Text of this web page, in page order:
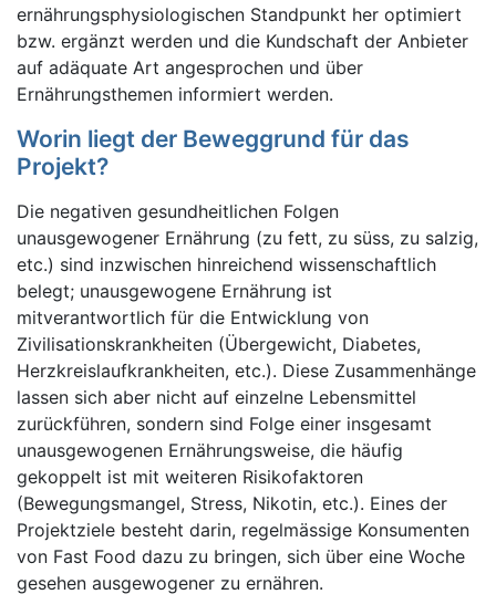
ernährungsphysiologischen Standpunkt her optimiert
bzw. ergänzt werden und die Kundschaft der Anbieter
auf adäquate Art angesprochen und über
Ernährungsthemen informiert werden.
Worin liegt der Beweggrund für das
Projekt?
Die negativen gesundheitlichen Folgen
unausgewogener Ernährung (zu fett, zu süss, zu salzig,
etc.) sind inzwischen hinreichend wissenschaftlich
belegt; unausgewogene Ernährung ist
mitverantwortlich für die Entwicklung von
Zivilisationskrankheiten (Übergewicht, Diabetes,
Herzkreislaufkrankheiten, etc.). Diese Zusammenhänge
lassen sich aber nicht auf einzelne Lebensmittel
zurückführen, sondern sind Folge einer insgesamt
unausgewogenen Ernährungsweise, die häufig
gekoppelt ist mit weiteren Risikofaktoren
(Bewegungsmangel, Stress, Nikotin, etc.). Eines der
Projektziele besteht darin, regelmässige Konsumenten
von Fast Food dazu zu bringen, sich über eine Woche
gesehen ausgewogener zu ernähren.